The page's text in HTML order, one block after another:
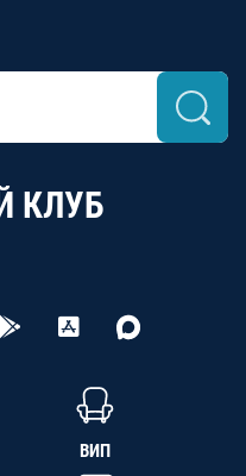
КЛУБ
ВИП